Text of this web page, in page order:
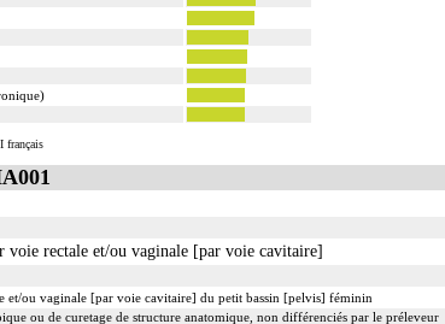
français
rectale et/ou vaginale [par voie cavitaire]
et/ou vaginale [par voie cavitaire] du petit bassin [pelvis] féminin
ou de curetage de structure anatomique, non différenciés par le préleveur